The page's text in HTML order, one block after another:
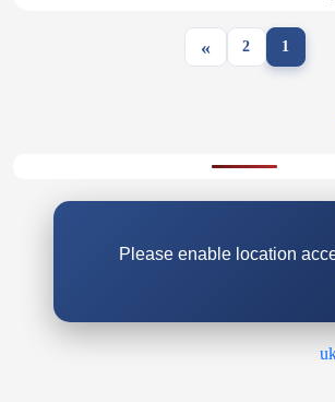
1
2
»
Please enable location